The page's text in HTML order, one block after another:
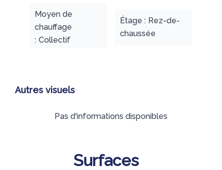
Moyen de
chauffage
Collectif
Étage
Rez-de-
chaussée
Autres visuels
Pas d'informations disponibles
Surfaces